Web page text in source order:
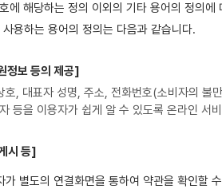
에 해당하는 정의 이외의 기타 용어의 정의
용하는 용어의 정의는 다음과 같습니다.
정보 등의 제공]
호, 대표자 성명, 주소, 전화번호(소비자의 불
등을 이용자가 쉽게 알 수 있도록 온라인 서
시 등]
가 별도의 연결화면을 통하여 약관을 확인할